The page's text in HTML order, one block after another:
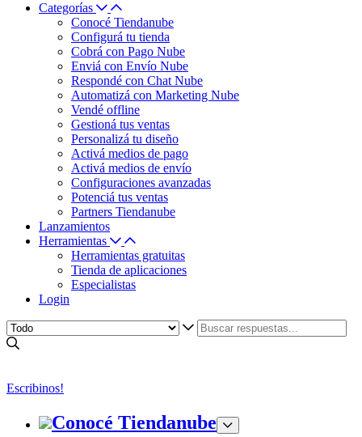
Categorías
Conocé Tiendanube
Configurá tu tienda
Cobrá con Pago Nube
Enviá con Envío Nube
Respondé con Chat Nube
Automatizá con Marketing Nube
Vendé offline
Gestioná tus ventas
Personalizá tu diseño
Activá medios de pago
Activá medios de envío
Configuraciones avanzadas
Potenciá tus ventas
Partners Tiendanube
Lanzamientos
Herramientas
Herramientas gratuitas
Tienda de aplicaciones
Especialistas
Login
Escribinos!
Conocé Tiendanube